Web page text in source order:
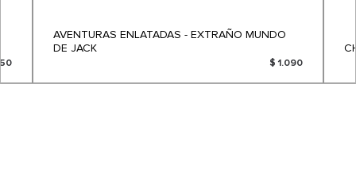
AVENTURAS ENLATADAS - EXTRAÑO MUNDO
DE JACK
$ 1.090